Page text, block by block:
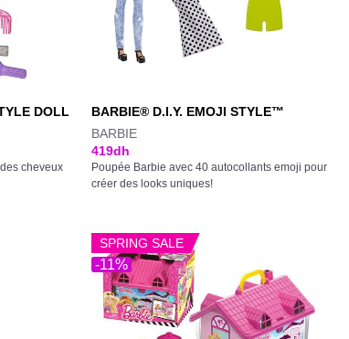
DOLL
cheveux
BARBIE® D.I.Y. EMOJI STYLE™
BARBIE
419dh
Poupée Barbie avec 40 autocollants emoji pour
créer des looks uniques!
-11%
SPRING SALE